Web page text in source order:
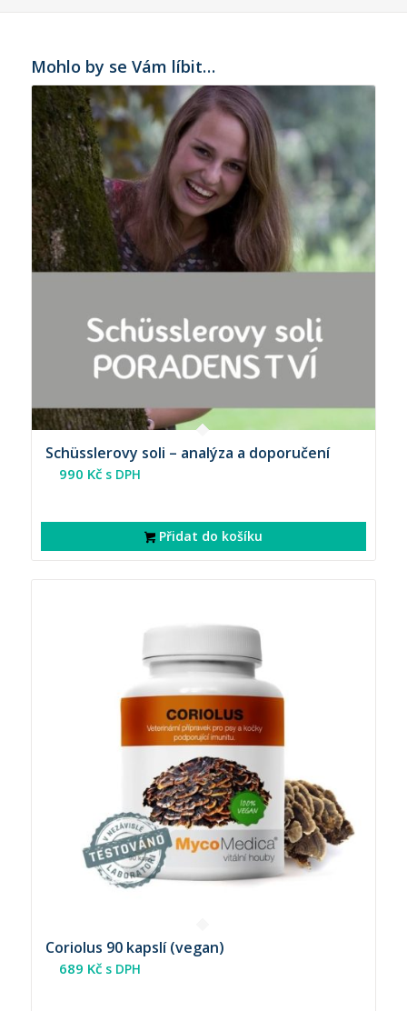
Mohlo by se Vám líbit…
Schüsslerovy soli – analýza a doporučení
990 Kč s DPH
Přidat do košíku
Coriolus 90 kapslí (vegan)
689 Kč s DPH